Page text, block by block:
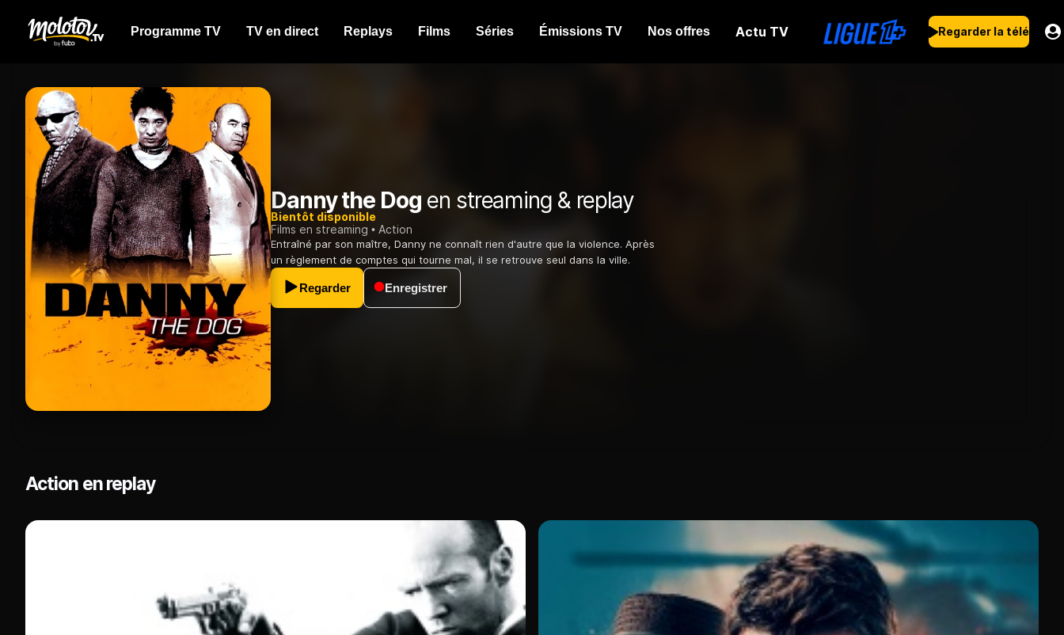
Programme TV TV en direct Replays Films Séries Émissions TV Nos offres Actu TV Regarder la télé
Danny the Dog en streaming & replay
Bientôt disponible
Films en streaming
Action
Entraîné par son maître, Danny ne connaît rien d'autre que la violence. Après
un règlement de comptes qui tourne mal, il se retrouve seul dans la ville.
Regarder Enregistrer
Action en replay